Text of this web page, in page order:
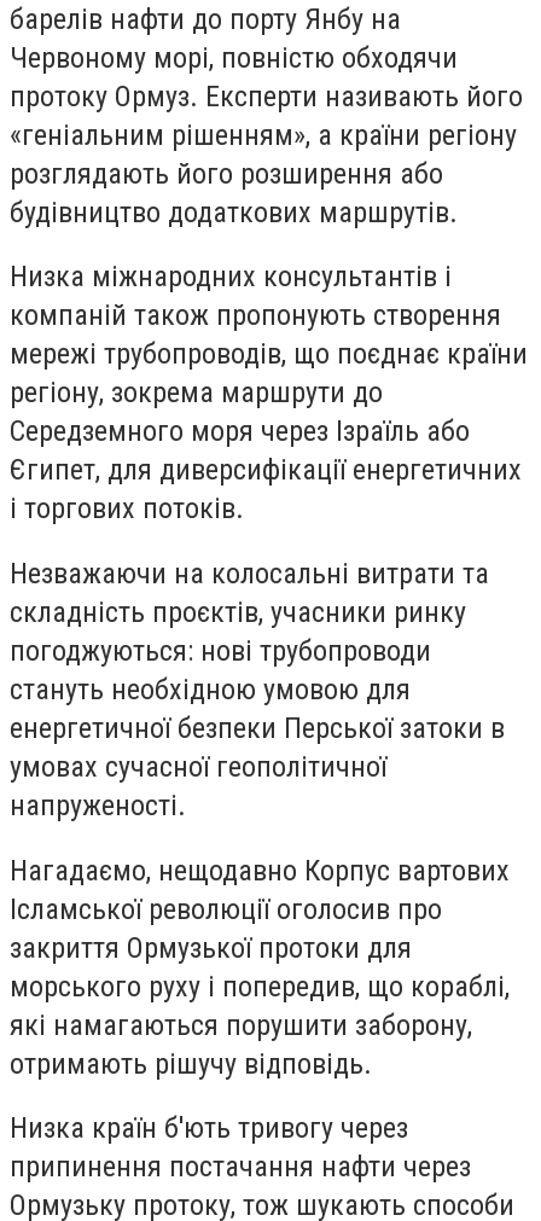
барелів нафти до порту Янбу на
Червоному морі, повністю обходячи
протоку Ормуз. Експерти називають його
«геніальним рішенням», а країни регіону
розглядають його розширення або
будівництво додаткових маршрутів.
Низка міжнародних консультантів і
компаній також пропонують створення
мережі трубопроводів, що поєднає країни
регіону, зокрема маршрути до
Середземного моря через Ізраїль або
Єгипет, для диверсифікації енергетичних
і торгових потоків.
Незважаючи на колосальні витрати та
складність проєктів, учасники ринку
погоджуються: нові трубопроводи
стануть необхідною умовою для
енергетичної безпеки Перської затоки в
умовах сучасної геополітичної
напруженості.
Нагадаємо, нещодавно Корпус вартових
Ісламської революції оголосив про
закриття Ормузької протоки для
морського руху і попередив, що кораблі,
які намагаються порушити заборону,
отримають рішучу відповідь.
Низка країн б'ють тривогу через
припинення постачання нафти через
Ормузьку протоку, тож шукають способи